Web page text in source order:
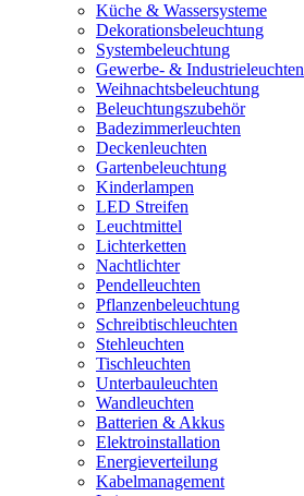
Küche & Wassersysteme
Dekorationsbeleuchtung
Systembeleuchtung
Gewerbe- & Industrieleuchten
Weihnachtsbeleuchtung
Beleuchtungszubehör
Badezimmerleuchten
Deckenleuchten
Gartenbeleuchtung
Kinderlampen
LED Streifen
Leuchtmittel
Lichterketten
Nachtlichter
Pendelleuchten
Pflanzenbeleuchtung
Schreibtischleuchten
Stehleuchten
Tischleuchten
Unterbauleuchten
Wandleuchten
Batterien & Akkus
Elektroinstallation
Energieverteilung
Kabelmanagement